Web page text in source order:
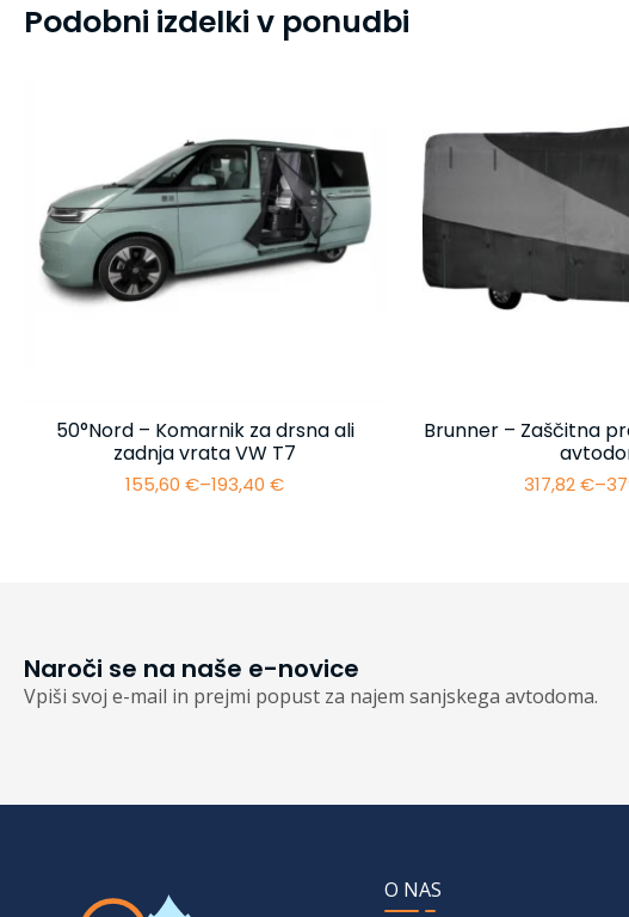
Podobni izdelki v ponudbi
50°Nord – Komarnik za drsna ali
zadnja vrata VW T7
155,60€–193,40€
Cenovni
Brunner – Zaščitna
317,82€–
Naroči se na naše e-novice
Vpiši svoj e-mail in prejmi popust za najem sanjskega avtodoma.
O NAS